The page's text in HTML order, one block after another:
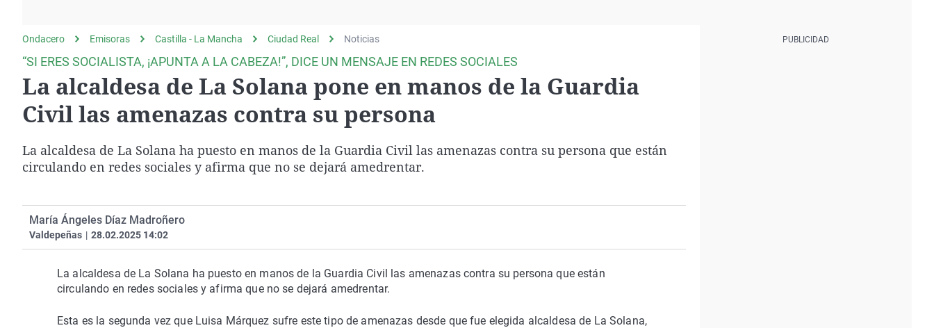
gato
Operación Viuda
Negra
Navarra
Ondacero Emisoras Castilla - La Mancha Ciudad Real Noticias
“SI ERES SOCIALISTA, ¡APUNTA A LA CABEZA!”, DICE UN MENSAJE EN REDES SOCIALES
La alcaldesa de La Solana pone en manos de la Guardia
Civil las amenazas contra su persona
La alcaldesa de La Solana ha puesto en manos de la Guardia Civil las amenazas contra su persona que están
circulando en redes sociales y afirma que no se dejará amedrentar.
María Ángeles Díaz Madroñero
Valdepeñas | 28.02.2025 14:02
La alcaldesa de La Solana ha puesto en manos de la Guardia Civil las amenazas contra su persona que están
circulando en redes sociales y afirma que no se dejará amedrentar.
Esta es la segunda vez que Luisa Márquez sufre este tipo de amenazas desde que fue elegida alcaldesa de La Solana,